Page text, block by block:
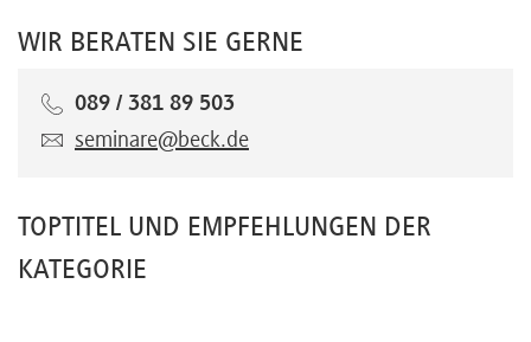
WIR BERATEN SIE GERNE
089 / 381 89 503
seminare@beck.de
TOPTITEL UND EMPFEHLUNGEN DER
KATEGORIE